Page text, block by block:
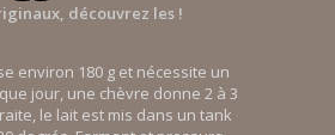
découvrez les !
environ 180 g et nécessite un
jour, une chèvre donne 2 à 3
le lait est mis dans un tank